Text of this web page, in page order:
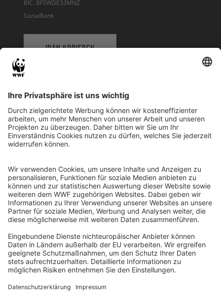
BIC: BFSWDE33MNZ
SozialBank
IBAN KOPIEREN
WWF Deutschland
Reinhardtstr. 18
10117 Berlin
Ihre Spende kann steuerlich geltend gemacht werden
Registriert als Stiftung WWF Deutschland, Senatsverwaltung für
Justiz Berlin, Az: 3416/976/2
Umsatzsteuer-Identifikationsnummer: DE 114236103
Freistellungsbescheid: Als gemeinnützige Körperschaft befreit
von der Körperschaftssteuer gem. §5 I 9 KStg. unter der
Steuernummer 27/641/09321